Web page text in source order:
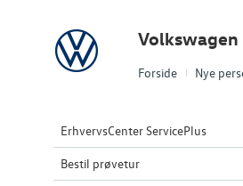
Forside Nye
Volkswagen Volkswagen
ErhvervsCenter ServicePlus
Bestil prøvetur